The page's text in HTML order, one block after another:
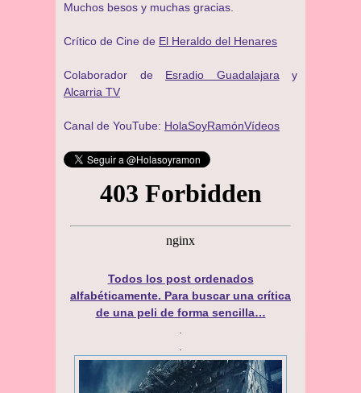
Muchos besos y muchas gracias.
Crítico de Cine de El Heraldo del Henares
Colaborador de Esradio Guadalajara y
Alcarria TV
Canal de YouTube: HolaSoyRamónVídeos
Todos los post ordenados
alfabéticamente. Para buscar una crítica
de una peli de forma sencilla…